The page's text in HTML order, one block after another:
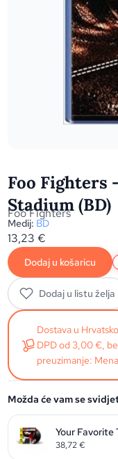
Foo Fighters
Stadium (BD)
Foo Fighters
Medij: BD
13,23€
Dodaj u košaricu
Dodaj u listu želja
Dostava u
DPD od 3,00 €,
preuzimanje:
Možda će vam se
Your Favorite
38,72€